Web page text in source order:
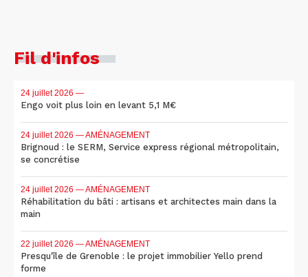
Fil d'infos
24 juillet 2026 —
Engo voit plus loin en levant 5,1 M€
24 juillet 2026 — AMÉNAGEMENT
Brignoud : le SERM, Service express régional métropolitain,
se concrétise
24 juillet 2026 — AMÉNAGEMENT
Réhabilitation du bâti : artisans et architectes main dans la
main
22 juillet 2026 — AMÉNAGEMENT
Presqu'île de Grenoble : le projet immobilier Yello prend
forme